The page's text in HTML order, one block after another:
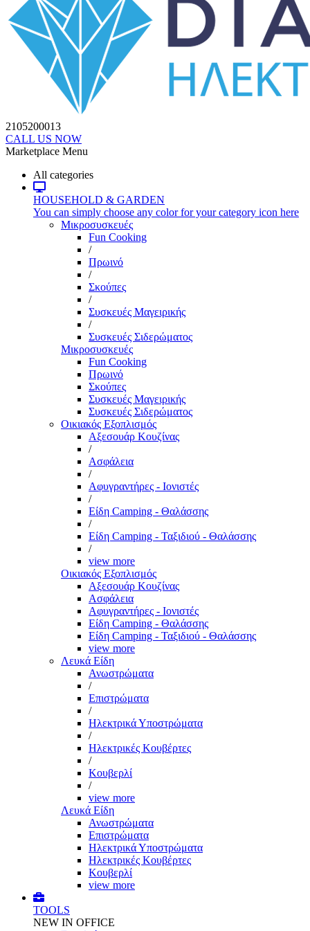
2105200013
CALL US NOW
Marketplace Menu
All categories
HOUSEHOLD & GARDEN
You can simply choose any color for your category icon here
Μικροσυσκευές
Fun Cooking
/
Πρωινό
/
Σκούπες
/
Συσκευές Μαγειρικής
/
Συσκευές Σιδερώματος
Μικροσυσκευές
Fun Cooking
Πρωινό
Σκούπες
Συσκευές Μαγειρικής
Συσκευές Σιδερώματος
Οικιακός Εξοπλισμός
Αξεσουάρ Κουζίνας
/
Ασφάλεια
/
Αφυγραντήρες - Ιονιστές
/
Είδη Camping - Θαλάσσης
/
Είδη Camping - Ταξιδιού - Θαλάσσης
/
view more
Οικιακός Εξοπλισμός
Αξεσουάρ Κουζίνας
Ασφάλεια
Αφυγραντήρες - Ιονιστές
Είδη Camping - Θαλάσσης
Είδη Camping - Ταξιδιού - Θαλάσσης
view more
Λευκά Είδη
Ανωστρώματα
/
Επιστρώματα
/
Ηλεκτρικά Υποστρώματα
/
Ηλεκτρικές Κουβέρτες
/
Κουβερλί
/
view more
Λευκά Είδη
Ανωστρώματα
Επιστρώματα
Ηλεκτρικά Υποστρώματα
Ηλεκτρικές Κουβέρτες
Κουβερλί
view more
TOOLS
NEW IN OFFICE